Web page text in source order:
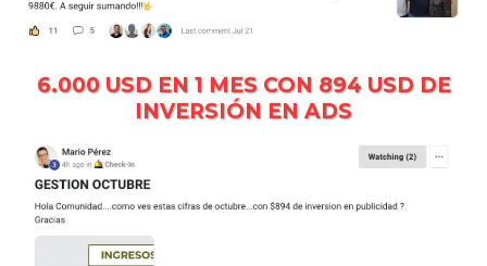
6.000 USD EN 1 MES CON 894 USD DE
INVERSIÓN EN ADS